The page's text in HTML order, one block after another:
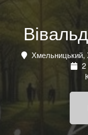
Хмельницький,
2